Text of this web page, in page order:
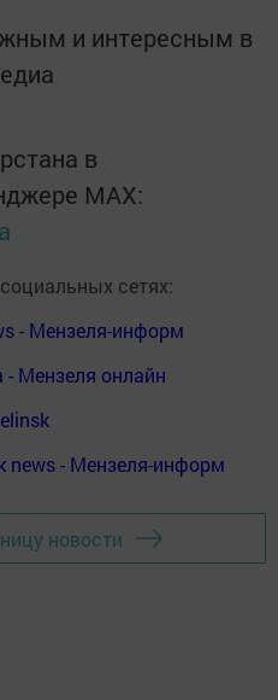
и интересным в
в
MАХ:
сетях:
- Мензеля-информ
Мензеля онлайн
news - Мензеля-информ
новости